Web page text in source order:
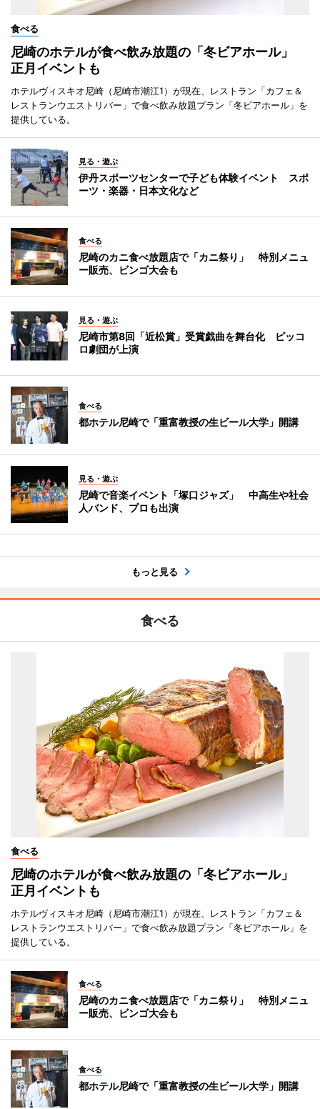
食べる
尼崎のホテルが食べ飲み放題の「冬ビアホール」
正月イベントも
ホテルヴィスキオ尼崎（尼崎市潮江1）が現在、レストラン「カフェ＆
レストランウエストリバー」で食べ飲み放題プラン「冬ビアホール」を
提供している。
見る・遊ぶ
伊丹スポーツセンターで子ども体験イベント スポ
ーツ・楽器・日本文化など
食べる
尼崎のカニ食べ放題店で「カニ祭り」 特別メニュ
ー販売、ビンゴ大会も
見る・遊ぶ
尼崎市第8回「近松賞」受賞戯曲を舞台化 ピッコ
ロ劇団が上演
食べる
都ホテル尼崎で「重富教授の生ビール大学」開講
見る・遊ぶ
尼崎で音楽イベント「塚口ジャズ」 中高生や社会
人バンド、プロも出演
もっと見る
食べる
食べる
尼崎のホテルが食べ飲み放題の「冬ビアホール」
正月イベントも
ホテルヴィスキオ尼崎（尼崎市潮江1）が現在、レストラン「カフェ＆
レストランウエストリバー」で食べ飲み放題プラン「冬ビアホール」を
提供している。
食べる
尼崎のカニ食べ放題店で「カニ祭り」 特別メニュ
ー販売、ビンゴ大会も
食べる
都ホテル尼崎で「重富教授の生ビール大学」開講